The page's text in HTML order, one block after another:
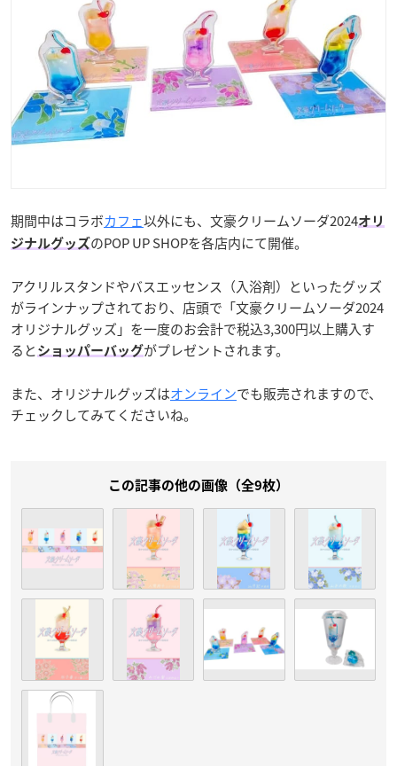
期間中はコラボカフェ以外にも、文豪クリームソーダ2024オリ
ジナルグッズのPOP UP SHOPを各店内にて開催。
アクリルスタンドやバスエッセンス（入浴剤）といったグッズ
がラインナップされており、店頭で「文豪クリームソーダ2024
オリジナルグッズ」を一度のお会計で税込3,300円以上購入す
ると ショッパーバッグがプレゼントされます。
また、オリジナルグッズはオンラインでも販売されますので、
チェックしてみてくださいね。
この記事の他の画像（全9枚）